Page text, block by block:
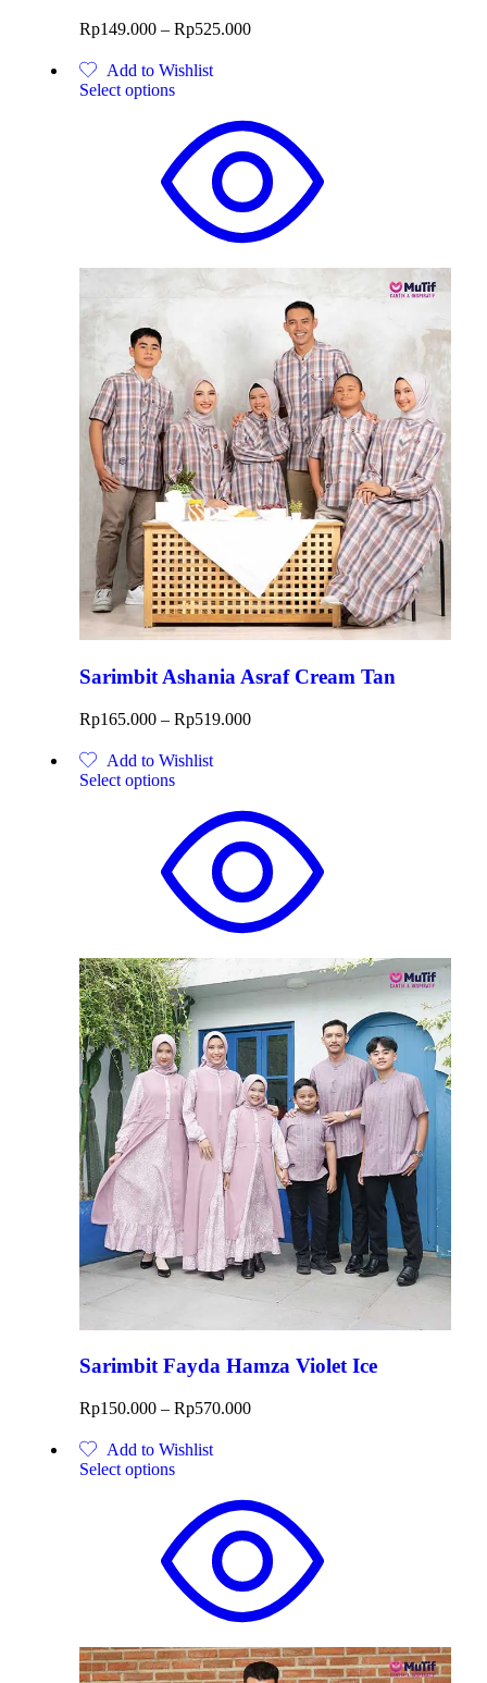
Rp149.000 – Rp525.000
Add to Wishlist
Select options
Sarimbit Ashania Asraf Cream Tan
Rp165.000 – Rp519.000
Add to Wishlist
Select options
Sarimbit Fayda Hamza Violet Ice
Rp150.000 – Rp570.000
Add to Wishlist
Select options